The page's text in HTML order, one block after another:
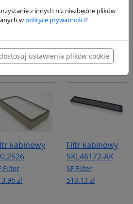
hydrauliki
Filter
zł
Filtr
SR5752
SF Filter
95.39 zł
kabinowy
Filter
zł
Filtr kabinowy
SKL46172-AK
SF Filter
513.13 zł
z innych niż niezbędne plików
w polityce prywatności?
ustawienia plików cookie